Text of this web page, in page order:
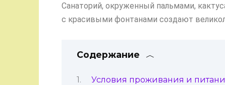
Санаторий, окруженный пальмами,
с красивыми фонтанами создают
Содержание
Условия проживания и